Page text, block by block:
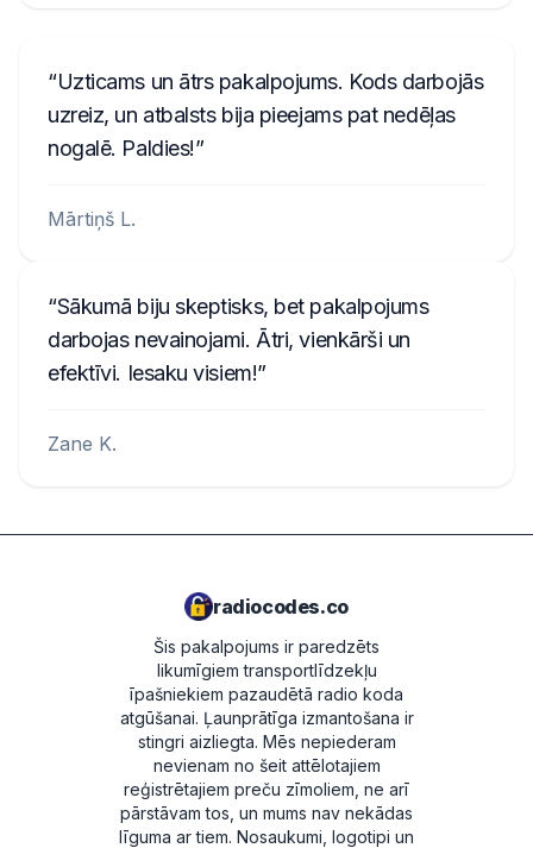
Uzticams un ātrs pakalpojums. Kods darbojās
uzreiz, un atbalsts bija pieejams pat nedēļas
nogalē. Paldies!
Mārtiņš L.
Sākumā biju skeptisks, bet pakalpojums
darbojas nevainojami. Ātri, vienkārši un
efektīvi. Iesaku visiem!
Zane K.
radiocodes.co
Šis pakalpojums ir paredzēts
likumīgiem transportlīdzekļu
īpašniekiem pazaudētā radio koda
atgūšanai. Ļaunprātīga izmantošana ir
stingri aizliegta. Mēs nepiederam
nevienam no šeit attēlotajiem
reģistrētajiem preču zīmoliem, ne arī
pārstāvam tos, un mums nav nekādas
līguma ar tiem. Nosaukumi, logotipi un